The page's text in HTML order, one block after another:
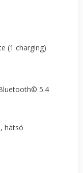
(1 charging)
5.4
hátsó